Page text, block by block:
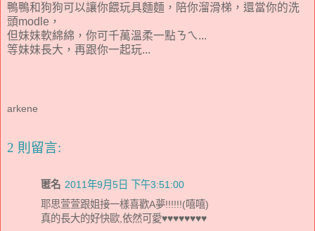
鴨鴨和狗狗可以讓你餵玩具麵麵，陪你溜滑梯，還當你的洗
頭modle，
但妹妹軟綿綿，你可千萬溫柔一點ㄋㄟ...
等妹妹長大，再跟你一起玩...
arkene
2 則留言:
匿名 2011年9月5日 下午3:51:00
耶思萱萱跟姐接一樣喜歡A夢!!!!!!(嘻嘻)
真的長大的好快歐,依然可愛♥♥♥♥♥♥♥♥